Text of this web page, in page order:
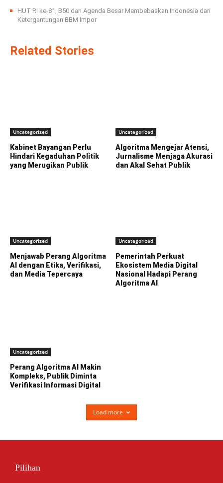
HUT RI ke-81, B50 dan Agenda Besar Membebaskan Indonesia dari
Ketergantungan BBM Impor
Related Stories
Uncategorized
Kabinet Bayangan Perlu
Hindari Kegaduhan Politik
yang Merugikan Publik
Uncategorized
Algoritma Mengejar Atensi,
Jurnalisme Menjaga Akurasi
dan Akal Sehat Publik
Uncategorized
Menjawab Perang Algoritma
AI dengan Etika, Verifikasi,
dan Media Tepercaya
Uncategorized
Pemerintah Perkuat
Ekosistem Media Digital
Nasional Hadapi Perang
Algoritma AI
Uncategorized
Perang Algoritma AI Makin
Kompleks, Publik Diminta
Verifikasi Informasi Digital
Load more
Pilihan